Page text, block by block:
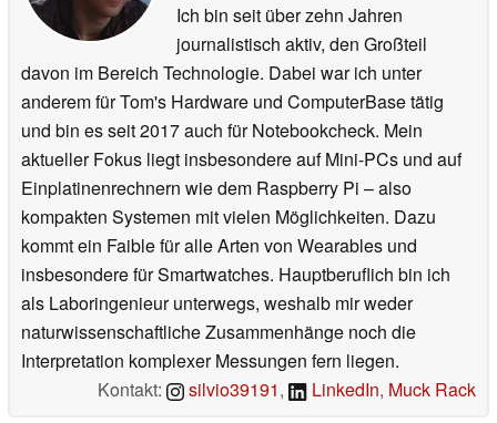
Ich bin seit über zehn Jahren
journalistisch aktiv, den Großteil
davon im Bereich Technologie. Dabei war ich unter
anderem für Tom's Hardware und ComputerBase tätig
und bin es seit 2017 auch für Notebookcheck. Mein
aktueller Fokus liegt insbesondere auf Mini-PCs und auf
Einplatinenrechnern wie dem Raspberry Pi – also
kompakten Systemen mit vielen Möglichkeiten. Dazu
kommt ein Faible für alle Arten von Wearables und
insbesondere für Smartwatches. Hauptberuflich bin ich
als Laboringenieur unterwegs, weshalb mir weder
naturwissenschaftliche Zusammenhänge noch die
Interpretation komplexer Messungen fern liegen.
Kontakt:
silvio39191, LinkedIn, Muck Rack